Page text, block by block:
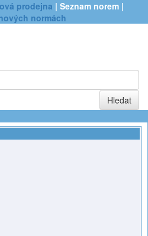
prodejna | Seznam norem |
normách